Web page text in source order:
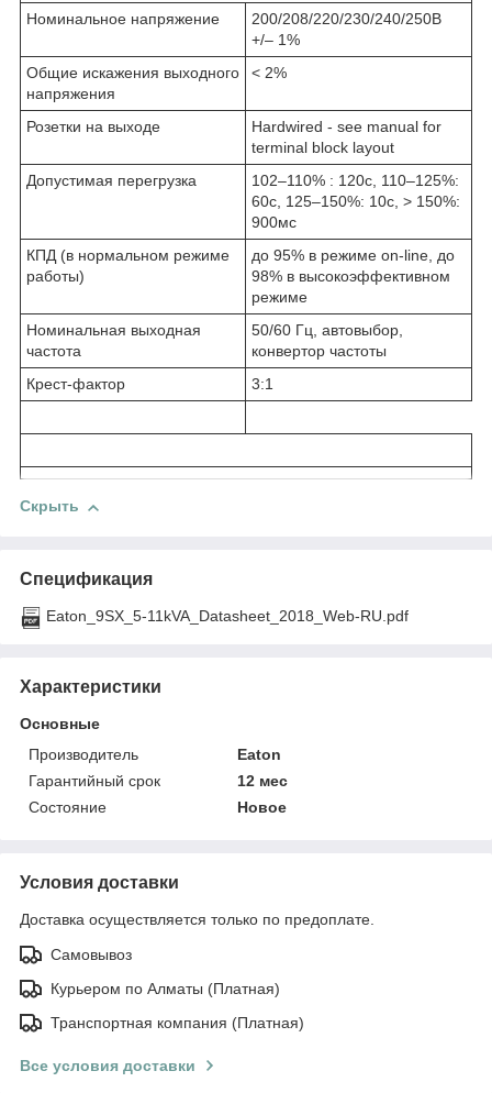
Номинальное напряжение
200/208/220/230/240/250В
+/– 1%
Общие искажения выходного
напряжения
< 2%
Розетки на выходе
Hardwired - see manual for
terminal block layout
Допустимая перегрузка
102–110% : 120с, 110–125%:
60с, 125–150%: 10с, > 150%:
900мс
КПД (в нормальном режиме
работы)
до 95% в режиме on-line, до
98% в высокоэффективном
режиме
Номинальная выходная
частота
50/60 Гц, автовыбор,
конвертор частоты
Крест-фактор
3:1
Скрыть
Спецификация
Eaton_9SX_5-11kVA_Datasheet_2018_Web-RU.pdf
Характеристики
Основные
Производитель
Eaton
Гарантийный срок
12 мес
Состояние
Новое
Условия доставки
Доставка осуществляется только по предоплате.
Самовывоз
Курьером по Алматы (Платная)
Транспортная компания (Платная)
Все условия доставки